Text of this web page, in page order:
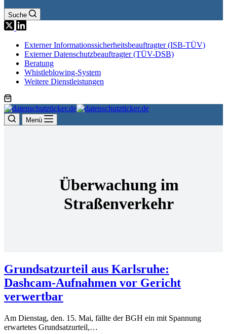
Suche
Externer Informationssicherheitsbeauftragter (ISB-TÜV)
Externer Datenschutzbeauftragter (TÜV-DSB)
Beratung
Whistleblowing-System
Weitere Dienstleistungen
Warenkorb
Menü
Überwachung im
Straßenverkehr
Grundsatzurteil aus Karlsruhe:
Dashcam-Aufnahmen vor Gericht
verwertbar
Am Dienstag, den. 15. Mai, fällte der BGH ein mit Spannung
erwartetes Grundsatzurteil,…